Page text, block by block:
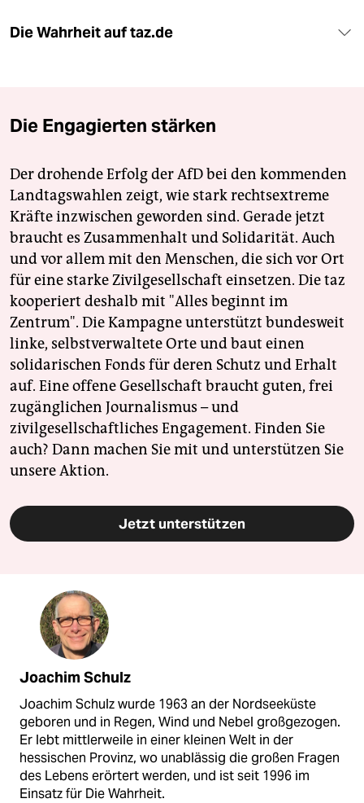
Die Wahrheit auf taz.de
Die Engagierten stärken
Der drohende Erfolg der AfD bei den kommenden
Landtagswahlen zeigt, wie stark rechtsextreme
Kräfte inzwischen geworden sind. Gerade jetzt
braucht es Zusammenhalt und Solidarität. Auch
und vor allem mit den Menschen, die sich vor Ort
für eine starke Zivilgesellschaft einsetzen. Die taz
kooperiert deshalb mit "Alles beginnt im
Zentrum". Die Kampagne unterstützt bundesweit
linke, selbstverwaltete Orte und baut einen
solidarischen Fonds für deren Schutz und Erhalt
auf. Eine offene Gesellschaft braucht guten, frei
zugänglichen Journalismus – und
zivilgesellschaftliches Engagement. Finden Sie
auch? Dann machen Sie mit und unterstützen Sie
unsere Aktion.
Jetzt unterstützen
Joachim Schulz
Joachim Schulz wurde 1963 an der Nordseeküste
geboren und in Regen, Wind und Nebel großgezogen.
Er lebt mittlerweile in einer kleinen Welt in der
hessischen Provinz, wo unablässig die großen Fragen
des Lebens erörtert werden, und ist seit 1996 im
Einsatz für Die Wahrheit.